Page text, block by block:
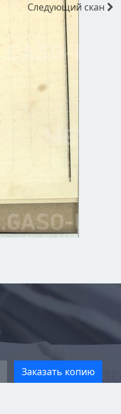
Следующий скан
Заказать копию